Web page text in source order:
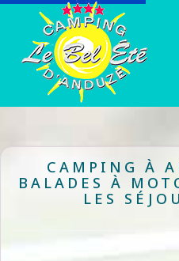
CAMPING À
BALADES À
LES